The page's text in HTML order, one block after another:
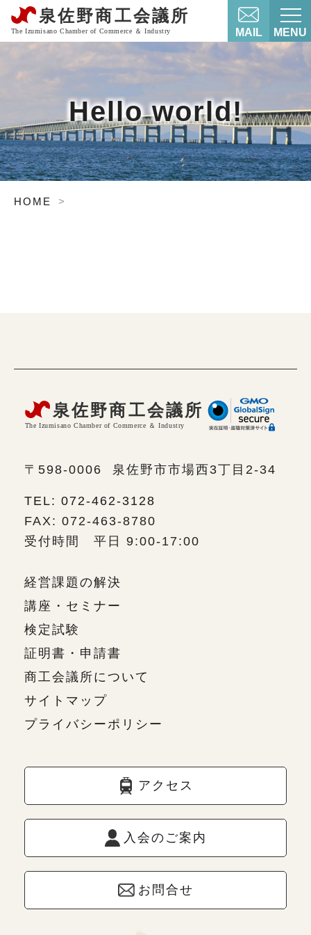
MAIL MENU
Hello world!
HOME
〒598-0006 泉佐野市市場西3丁目2-34
TEL: 072-462-3128
FAX: 072-463-8780
受付時間 平日 9:00-17:00
経営課題の解決
講座・セミナー
検定試験
証明書・申請書
商工会議所について
サイトマップ
プライバシーポリシー
アクセス
入会のご案内
お問合せ